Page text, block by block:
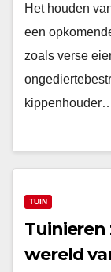
Het houden
een
zoals verse
TUIN
wereld